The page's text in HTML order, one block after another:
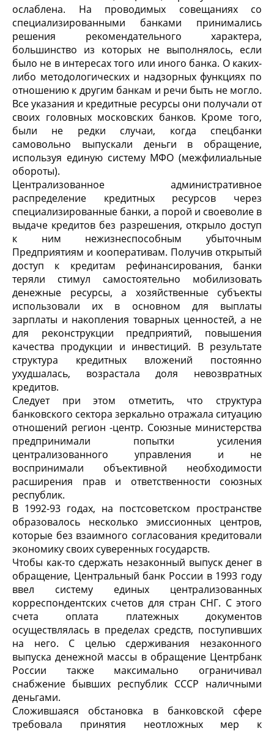
ослаблена. На проводимых совещаниях со
специализированными банками принимались
решения рекомендательного характера,
большинство из которых не выполнялось, если
было не в интересах того или иного банка. О каких-
либо методологических и надзорных функциях по
отношению к другим банкам и речи быть не могло.
Все указания и кредитные ресурсы они получали от
своих головных московских банков. Кроме того,
были не редки случаи, когда спецбанки
самовольно выпускали деньги в обращение,
используя единую систему МФО (межфилиальные
обороты).
Централизованное административное
распределение кредитных ресурсов через
специализированные банки, а порой и своеволие в
выдаче кредитов без разрешения, открыло доступ
к ним нежизнеспособным убыточным
Предприятиям и кооперативам. Получив открытый
доступ к кредитам рефинансирования, банки
теряли стимул самостоятельно мобилизовать
денежные ресурсы, а хозяйственные субъекты
использовали их в основном для выплаты
зарплаты и накопления товарных ценностей, а не
для реконструкции предприятий, повышения
качества продукции и инвестиций. В результате
структура кредитных вложений постоянно
ухудшалась, возрастала доля невозвратных
кредитов.
Следует при этом отметить, что структура
банковского сектора зеркально отражала ситуацию
отношений регион -центр. Союзные министерства
предпринимали попытки усиления
централизованного управления и не
воспринимали объективной необходимости
расширения прав и ответственности союзных
республик.
В 1992-93 годах, на постсоветском пространстве
образовалось несколько эмиссионных центров,
которые без взаимного согласования кредитовали
экономику своих суверенных государств.
Чтобы как-то сдержать незаконный выпуск денег в
обращение, Центральный банк России в 1993 году
ввел систему единых централизованных
корреспондентских счетов для стран СНГ. С этого
счета оплата платежных документов
осуществлялась в пределах средств, поступивших
на него. С целью сдерживания незаконного
выпуска денежной массы в обращение Центрбанк
России также максимально ограничивал
снабжение бывших республик СССР наличными
деньгами.
Сложившаяся обстановка в банковской сфере
требовала принятия неотложных мер к